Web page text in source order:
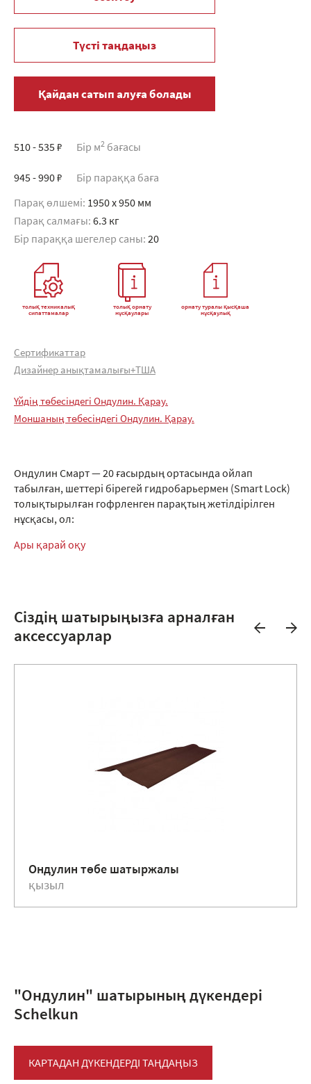
Түсті таңдаңыз
Қайдан сатып алуға болады
510 - 535 ₽ Бір м2 бағасы
945 - 990 ₽ Бір параққа баға
Парақ өлшемі: 1950 x 950 мм
Парақ салмағы: 6.3 кг
Бір параққа шегелер саны: 20
толық техникалық
сипаттамалар
толық орнату
нұсқаулары
орнату туралы қысқаша
нұсқаулық
Сертификаттар
Дизайнер анықтамалығы+ТША
Үйдің төбесіндегі Ондулин. Қарау.
Моншаның төбесіндегі Ондулин. Қарау.
Ондулин Смарт — 20 ғасырдың ортасында ойлап
табылған, шеттері бірегей гидробарьермен (Smart Lock)
толықтырылған гофрленген парақтың жетілдірілген
нұсқасы, ол:
Ары қарай оқу
Сіздің шатырыңызға арналған
аксессуарлар
Ондулин төбе шатыржалы
қызыл
"Ондулин" шатырының дүкендері
Schelkun
КАРТАДАН ДҮКЕНДЕРДІ ТАҢДАҢЫЗ